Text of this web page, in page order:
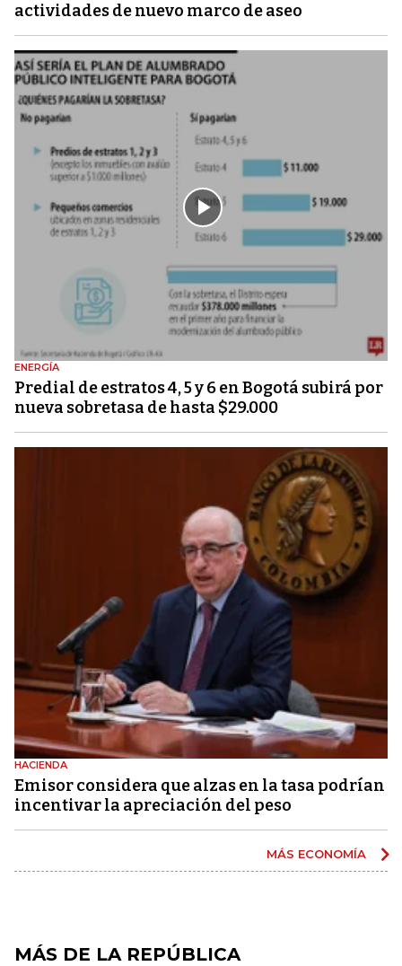
actividades de nuevo marco de aseo
ENERGÍA
Predial de estratos 4, 5 y 6 en Bogotá subirá por
nueva sobretasa de hasta $29.000
HACIENDA
Emisor considera que alzas en la tasa podrían
incentivar la apreciación del peso
MÁS ECONOMÍA
MÁS DE LA REPÚBLICA